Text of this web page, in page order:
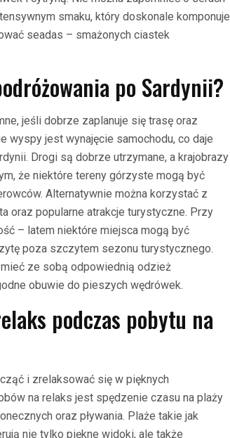
smaku, który doskonale komponuje
seadas – smażonych ciastek
po Sardynii?
jeśli dobrze zaplanuje się trasę oraz
wyspy jest wynajęcie samochodu, co daje
Drogi są dobrze utrzymane, a krajobrazy
że niektóre tereny górzyste mogą być
Alternatywnie można korzystać z
oraz popularne atrakcje turystyczne. Przy
– latem niektóre miejsca mogą być
poza szczytem sezonu turystycznego.
ze sobą odpowiednią odzież
obuwie do pieszych wędrówek.
podczas pobytu na
i zrelaksować się w pięknych
na relaks jest spędzenie czasu na plaży
oraz pływania. Plaże takie jak
nie tylko piękne widoki, ale także